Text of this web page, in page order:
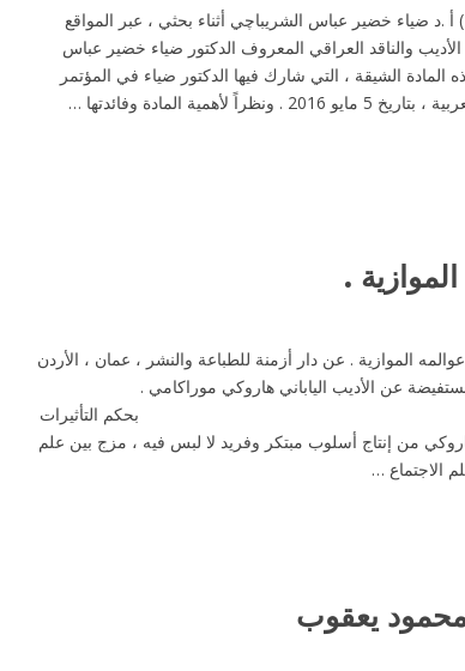
) أ .د ضياء خضير عباس الشريباچي أثناء بحثي ، عبر المواقع
الأديب والناقد العراقي المعروف الدكتور ضياء خضير عباس
المادة الشيقة ، التي شارك فيها الدكتور ضياء في المؤتمر
لأهمية المادة وفائدتها …
.
الموازية . عن دار أزمنة للطباعة والنشر ، عمان ، الأردن
عن الأديب الياباني هاروكي موراكامي .
التأثيرات
من إنتاج أسلوب مبتكر وفريد لا لبس فيه ، مزج بين علم
الاجتماع …
محمود يعقوب